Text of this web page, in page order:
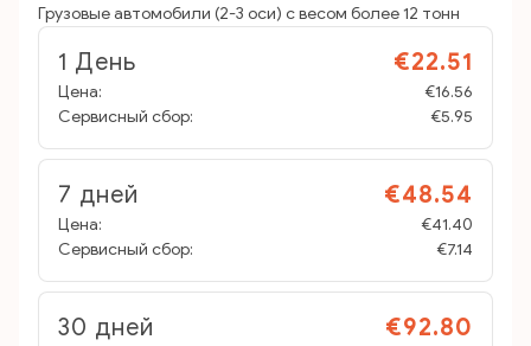
Грузовые автомобили (2-3 оси) с весом более 12 тонн
1 День €22.51
Цена:
€16.56
Сервисный сбор:
€5.95
7 дней €48.54
Цена:
€41.40
Сервисный сбор:
€7.14
30 дней €92.80